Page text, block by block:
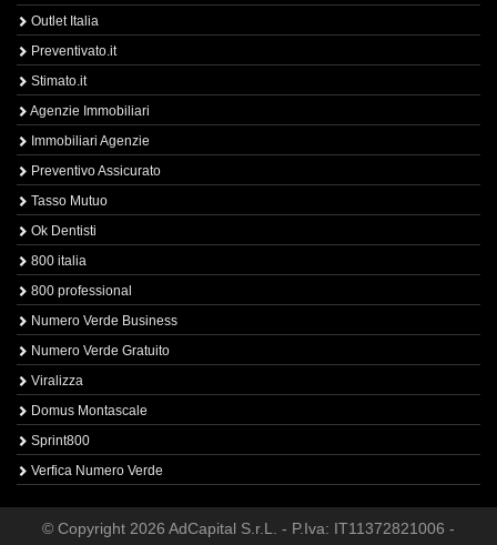
Outlet Italia
Preventivato.it
Stimato.it
Agenzie Immobiliari
Immobiliari Agenzie
Preventivo Assicurato
Tasso Mutuo
Ok Dentisti
800 italia
800 professional
Numero Verde Business
Numero Verde Gratuito
Viralizza
Domus Montascale
Sprint800
Verfica Numero Verde
© Copyright 2026 AdCapital S.r.L. - P.Iva: IT11372821006 -